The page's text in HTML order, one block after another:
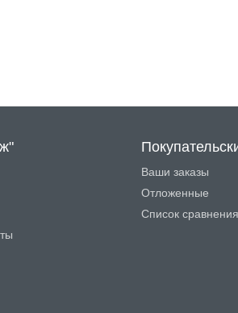
Ваши заказы
Отложенные
Список сравнения